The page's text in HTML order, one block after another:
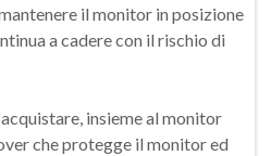
il monitor in posizione
a cadere con il rischio di
insieme al monitor
che protegge il monitor ed